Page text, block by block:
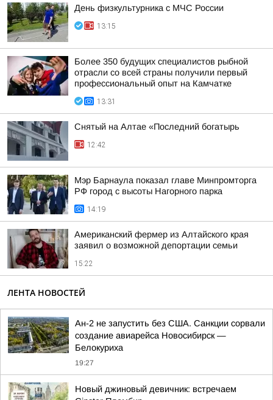
День физкультурника с МЧС России
13:15
Более 350 будущих специалистов рыбной
отрасли со всей страны получили первый
профессиональный опыт на Камчатке
13:31
Снятый на Алтае «Последний богатырь
12:42
Мэр Барнаула показал главе Минпромторга
РФ город с высоты Нагорного парка
14:19
Американский фермер из Алтайского края
заявил о возможной депортации семьи
15:22
ЛЕНТА НОВОСТЕЙ
Ан-2 не запустить без США. Санкции сорвали
создание авиарейса Новосибирск —
Белокуриха
19:27
Новый джиновый девичник: встречаем